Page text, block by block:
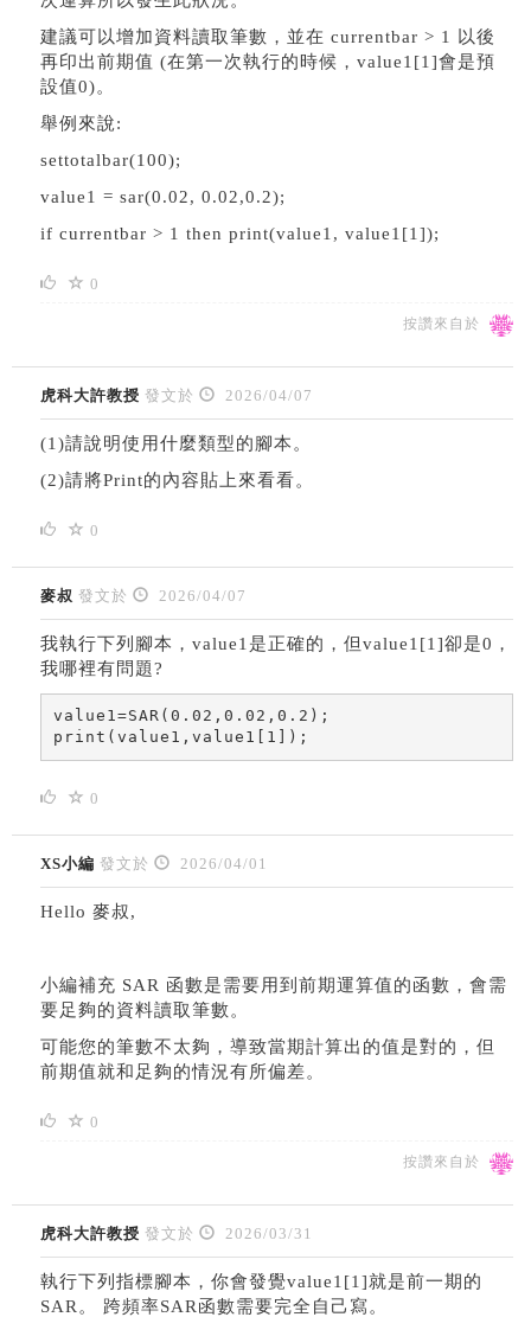
建議可以增加資料讀取筆數，並在 currentbar > 1 以後
再印出前期值 (在第一次執行的時候，value1[1]會是預
設值0)。
舉例來說:
settotalbar(100);
value1 = sar(0.02, 0.02,0.2);
if currentbar > 1 then print(value1, value1[1]);
0
按讚來自於
虎科大許教授 發文於 2026/04/07
(1)請說明使用什麼類型的腳本。
(2)請將Print的內容貼上來看看。
0
麥叔 發文於 2026/04/07
我執行下列腳本，value1是正確的，但value1[1]卻是0，
我哪裡有問題?
value1=SAR(0.02,0.02,0.2);
print(value1,value1[1]);
0
XS小編 發文於 2026/04/01
Hello 麥叔,
小編補充 SAR 函數是需要用到前期運算值的函數，會需
要足夠的資料讀取筆數。
可能您的筆數不太夠，導致當期計算出的值是對的，但
前期值就和足夠的情況有所偏差。
0
按讚來自於
虎科大許教授 發文於 2026/03/31
執行下列指標腳本，你會發覺value1[1]就是前一期的
SAR。 跨頻率SAR函數需要完全自己寫。